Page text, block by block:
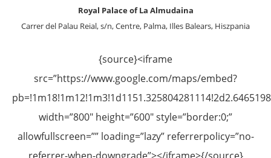
Royal Palace of La Almudaina
Carrer del Palau Reial, s/n, Centre, Palma, Illes Balears, Hiszpania
{source}<iframe
src=”https://www.google.com/maps/embed?
width=”800″ height=”600″ style=”border:0;”
allowfullscreen=”” loading=”lazy” referrerpolicy=”no-
referrer-when-downgrade”></iframe>{/source}